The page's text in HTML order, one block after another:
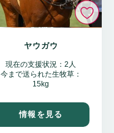
い
ヤウガウ
現在の支援状況：2人
今まで送られた生牧草：
15kg
情報を見る